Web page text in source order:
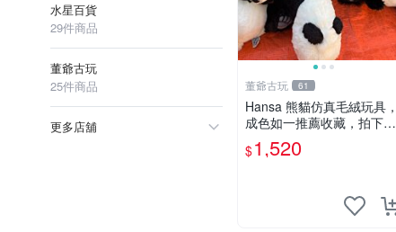
水星百貨
29件商品
董爺古玩
25件商品
更多店舖
董爺古玩 61
Hansa 熊貓仿真毛絨玩具，
成色如一推薦收藏，拍下無
疑心 熊貓 毛絨玩具 收藏
$1,520